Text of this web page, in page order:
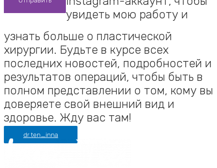
увидеть мою работу и
узнать больше о пластической
хирургии. Будьте в курсе всех
последних новостей, подробностей и
результатов операций, чтобы быть в
полном представлении о том, кому вы
доверяете свой внешний вид и
здоровье. Жду вас там!
dr.ten_inna